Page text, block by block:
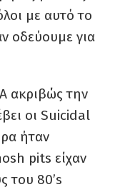
με αυτό το
οδεύουμε για
ακριβώς την
οι Suicidal
ήταν
pits είχαν
του 80’s